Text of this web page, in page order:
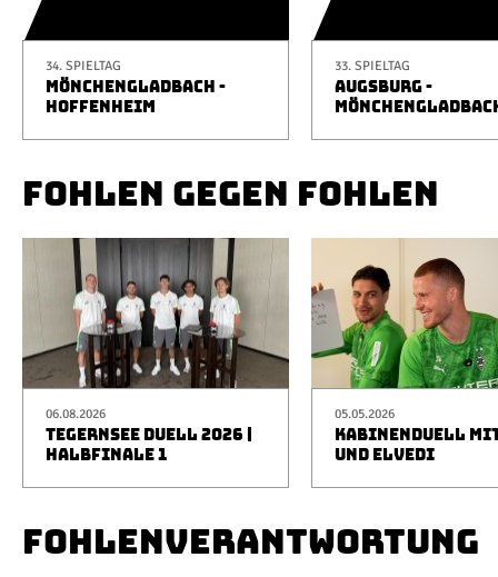
34. SPIELTAG
MÖNCHENGLADBACH -
HOFFENHEIM
33. SPIELTAG
AUGSBURG -
FOHLEN GEGEN FOHLEN
06.08.2026
TEGERNSEE DUELL 2026 |
HALBFINALE 1
05.05.2026
KABINENDUELL
UND ELVEDI
FOHLENVERANTWORTUNG